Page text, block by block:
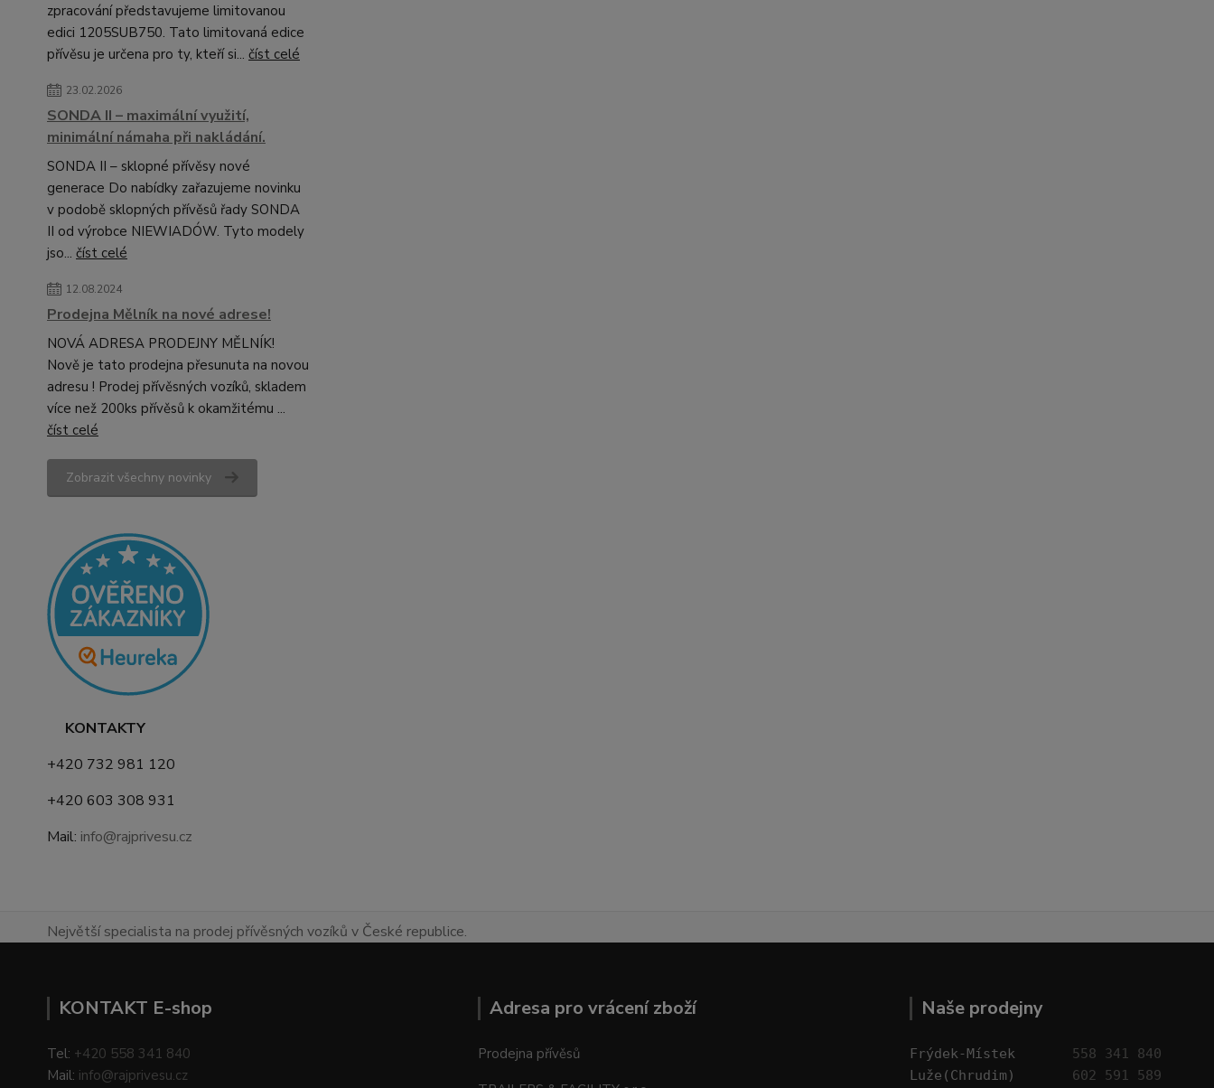
zpracování představujeme limitovanou
edici 1205SUB750. Tato limitovaná edice
přívěsu je určena pro ty, kteří si... číst celé
23.02.2026
SONDA II – maximální využití,
minimální námaha při nakládání.
SONDA II – sklopné přívěsy nové
generace Do nabídky zařazujeme novinku
v podobě sklopných přívěsů řady SONDA
II od výrobce NIEWIADÓW. Tyto modely
jso... číst celé
12.08.2024
Prodejna Mělník na nové adrese!
NOVÁ ADRESA PRODEJNY MĚLNÍK!
Nově je tato prodejna přesunuta na novou
adresu ! Prodej přívěsných vozíků, skladem
více než 200ks přívěsů k okamžitému ...
číst celé
Zobrazit všechny novinky
KONTAKTY
+420 732 981 120
+420 603 308 931
Mail: info@rajprivesu.cz
Největší specialista na prodej přívěsných vozíků v České republice.
KONTAKT E-shop
Tel: +420 558 341 840
Mail: info@rajprivesu.cz
Adresa pro vrácení zboží
Prodejna přívěsů
Naše prodejny
Frýdek-Místek 558 341 840
Luže(Chrudim) 602 591 589